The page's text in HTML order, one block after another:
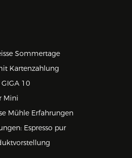
Sommertage
Kartenzahlung
10
Mini
Mühle Erfahrungen
Espresso pur